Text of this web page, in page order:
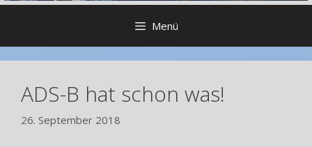
Menü
ADS-B hat schon was!
26. September 2018